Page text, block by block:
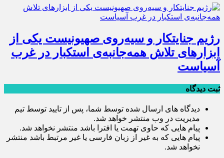
رژیم جنایتکار و سیه‌‌روی صهیونیست یکی از
ابزارهای تلاش همه‌جانبه‌ی استکبار در غرب
آسیاست
ثبت دیدگاه
دیدگاه های ارسال شده توسط شما، پس از تایید توسط تیم
مدیریت در وب منتشر خواهد شد.
پیام هایی که حاوی تهمت یا افترا باشد منتشر نخواهد شد.
پیام هایی که به غیر از زبان فارسی یا غیر مرتبط باشد منتشر
نخواهد شد.